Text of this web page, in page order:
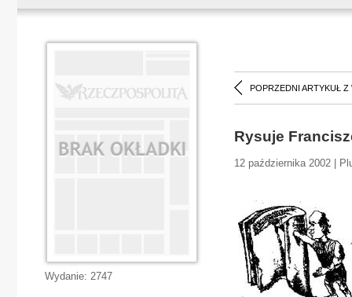
POPRZEDNI ARTYKUŁ Z
Rysuje
12 października 2002 |
Wydanie: 2747